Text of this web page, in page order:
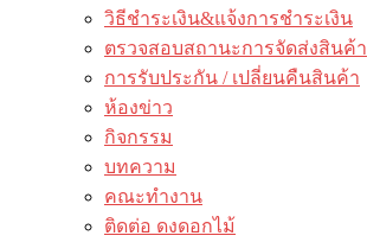
วิธีชำระเงิน&แจ้งการชำระเงิน
ตรวจสอบสถานะการจัดส่งสินค้า
การรับประกัน / เปลี่ยนคืนสินค้า
ห้องข่าว
กิจกรรม
บทความ
คณะทำงาน
ติดต่อ ดงดอกไม้